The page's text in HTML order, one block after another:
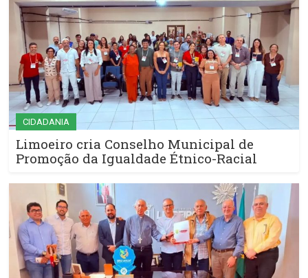
CIDADANIA
Limoeiro cria Conselho Municipal de
Promoção da Igualdade Étnico-Racial